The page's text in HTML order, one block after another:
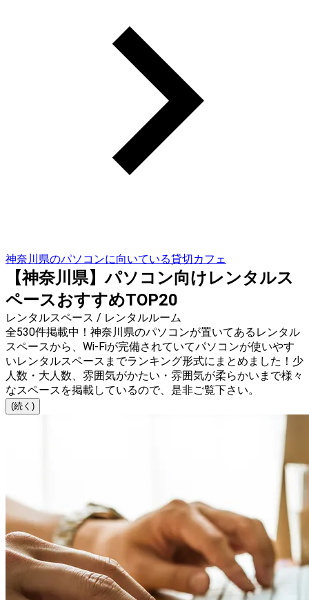
神奈川県のパソコンに向いている貸切カフェ
【神奈川県】パソコン向けレンタルス
ペースおすすめTOP20
レンタルスペース / レンタルルーム
全530件掲載中！神奈川県のパソコンが置いてあるレンタル
スペースから、Wi-Fiが完備されていてパソコンが使いやす
いレンタルスペースまでランキング形式にまとめました！少
人数・大人数、雰囲気がかたい・雰囲気が柔らかいまで様々
なスペースを掲載しているので、是非ご覧下さい。
(続く)